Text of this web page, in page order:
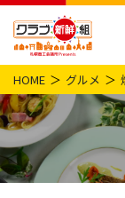
HOME グルメ